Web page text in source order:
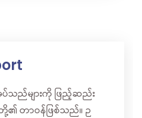
သည်များကို ဖြည့်ဆည်း
၏ တာဝန်ဖြစ်သည်။ ဉ